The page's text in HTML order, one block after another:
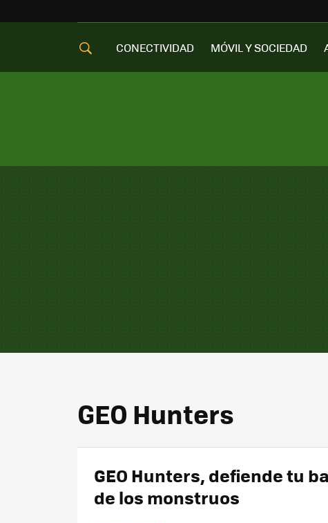
CONECTIVIDAD MÓVIL Y SOCIEDAD
GEO Hunters
GEO Hunters, defiende tu
de los monstruos